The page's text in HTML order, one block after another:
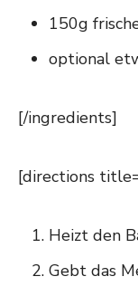
150g
optional
[/ingredients]
[directions
Heizt den
Gebt das